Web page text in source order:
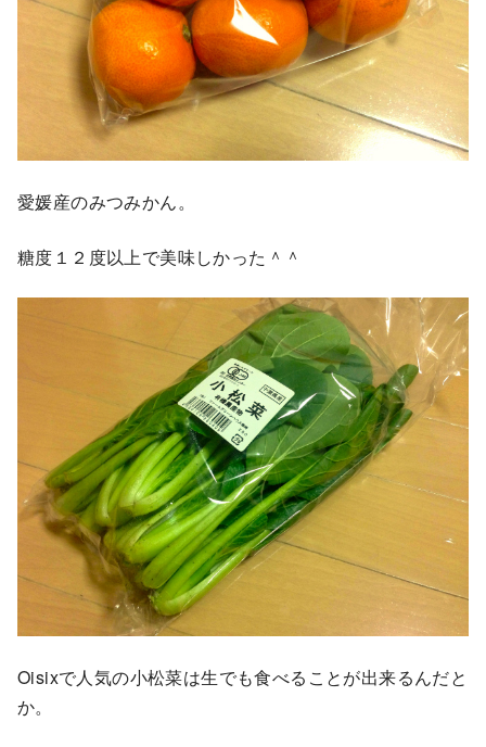
愛媛産のみつみかん。
糖度１２度以上で美味しかった＾＾
Oisixで人気の小松菜は生でも食べることが出来るんだと
か。